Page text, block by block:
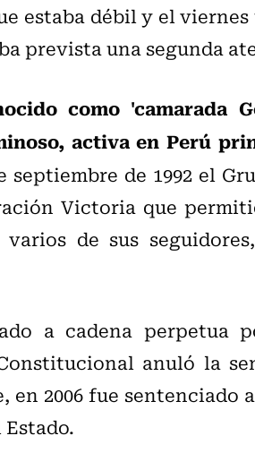
estaba débil y el
prevista una segunda
como 'camarada
activa en Perú
septiembre de 1992 el
Victoria que
de sus
a cadena
anuló la
2006 fue sentenciado